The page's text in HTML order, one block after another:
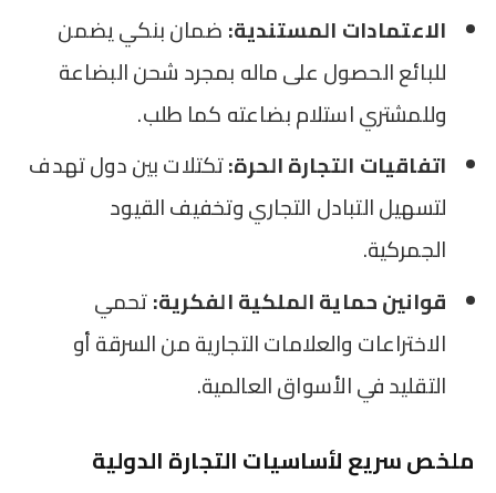
الاعتمادات المستندية:ضمان بنكي يضمن
للبائع الحصول على ماله بمجرد شحن البضاعة
وللمشتري استلام بضاعته كما طلب.
اتفاقيات التجارة الحرة:تكتلات بين دول تهدف
لتسهيل التبادل التجاري وتخفيف القيود
الجمركية.
قوانين حماية الملكية الفكرية:تحمي
الاختراعات والعلامات التجارية من السرقة أو
التقليد في الأسواق العالمية.
ملخص سريع لأساسيات التجارة الدولية